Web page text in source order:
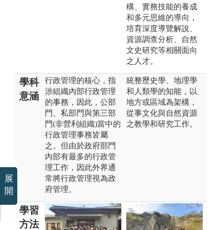
構、實務技能的養成
和多元思維的導向，
培育深度導覽解說、
資源調查分析、自然
文史研究等相關面向
之人才。
學科
意涵
行政管理的核心，指
涉組織內部行政管理
的事務，因此，公部
門、私部門與第三部
門(非營利組織)當中的
行政管理事務皆屬
之。但由於政府部門
內部有最多的行政管
理工作，因此外界通
常將行政管理視為政
府管理。
統整歷史學、地理學
和人類學的知能，以
地方或區域為架構，
從事文化與自然資源
之教學和研究工作。
學習
方法
展
開